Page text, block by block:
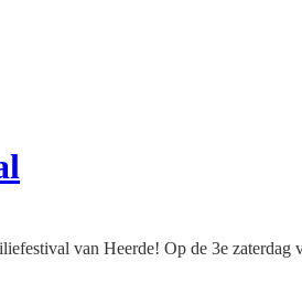
van Heerde! Op de 3e